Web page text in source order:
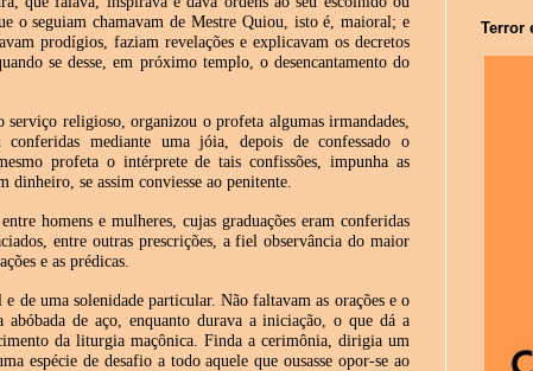
o seguiam chamavam de Mestre Quiou, isto é, maioral; e
prodígios, faziam revelações e explicavam os decretos
se desse, em próximo templo, o desencantamento do
religioso, organizou o profeta algumas irmandades,
conferidas mediante uma jóia, depois de confessado o
profeta o intérprete de tais confissões, impunha as
dinheiro, se assim conviesse ao penitente.
homens e mulheres, cujas graduações eram conferidas
entre outras prescrições, a fiel observância do maior
e as prédicas.
de uma solenidade particular. Não faltavam as orações e o
abóbada de aço, enquanto durava a iniciação, o que dá a
da liturgia maçônica. Finda a cerimônia, dirigia um
espécie de desafio a todo aquele que ousasse opor-se ao
Terror